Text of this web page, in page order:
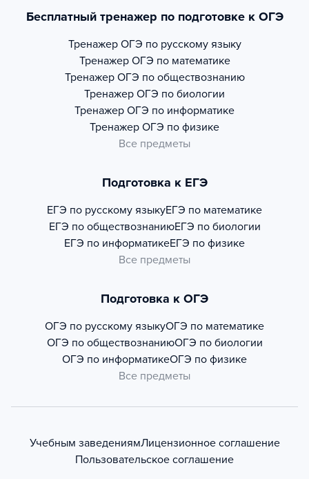
Бесплатный тренажер по подготовке к ОГЭ
Тренажер ОГЭ по русскому языку
Тренажер ОГЭ по математике
Тренажер ОГЭ по обществознанию
Тренажер ОГЭ по биологии
Тренажер ОГЭ по информатике
Тренажер ОГЭ по физике
Все предметы
Подготовка к ЕГЭ
ЕГЭ по русскому языкуЕГЭ по математике
ЕГЭ по обществознаниюЕГЭ по биологии
ЕГЭ по информатикеЕГЭ по физике
Все предметы
Подготовка к ОГЭ
ОГЭ по русскому языкуОГЭ по математике
ОГЭ по обществознаниюОГЭ по биологии
ОГЭ по информатикеОГЭ по физике
Все предметы
Учебным заведениямЛицензионное соглашение
Пользовательское соглашение